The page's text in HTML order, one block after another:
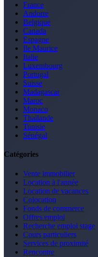
France
Andorre
Belgique
Canada
Espagne
Ile Maurice
Italie
Luxembourg
Portugal
Suisse
Madagascar
Maroc
Monaco
Thaïlande
Tunisie
Sénégal
Catégories
Vente immobilier
Location à l'année
Location de vacances
Colocation
Fonds de commerce
Offres emploi
Recherche emploi stage
Cours particuliers
Services de proximité
Rencontre